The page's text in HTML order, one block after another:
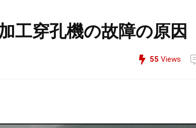
工穿孔機の故障の原因
55 Views